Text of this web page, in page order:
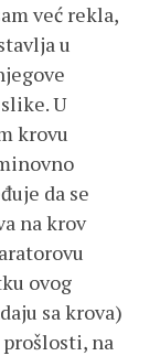
već rekla,
u
U
krovu
da se
na krov
ovog
sa krova)
na